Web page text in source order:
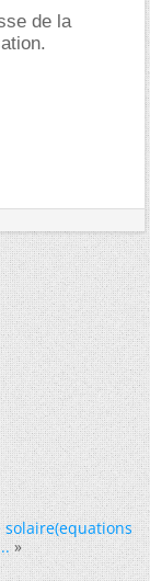
de la
»